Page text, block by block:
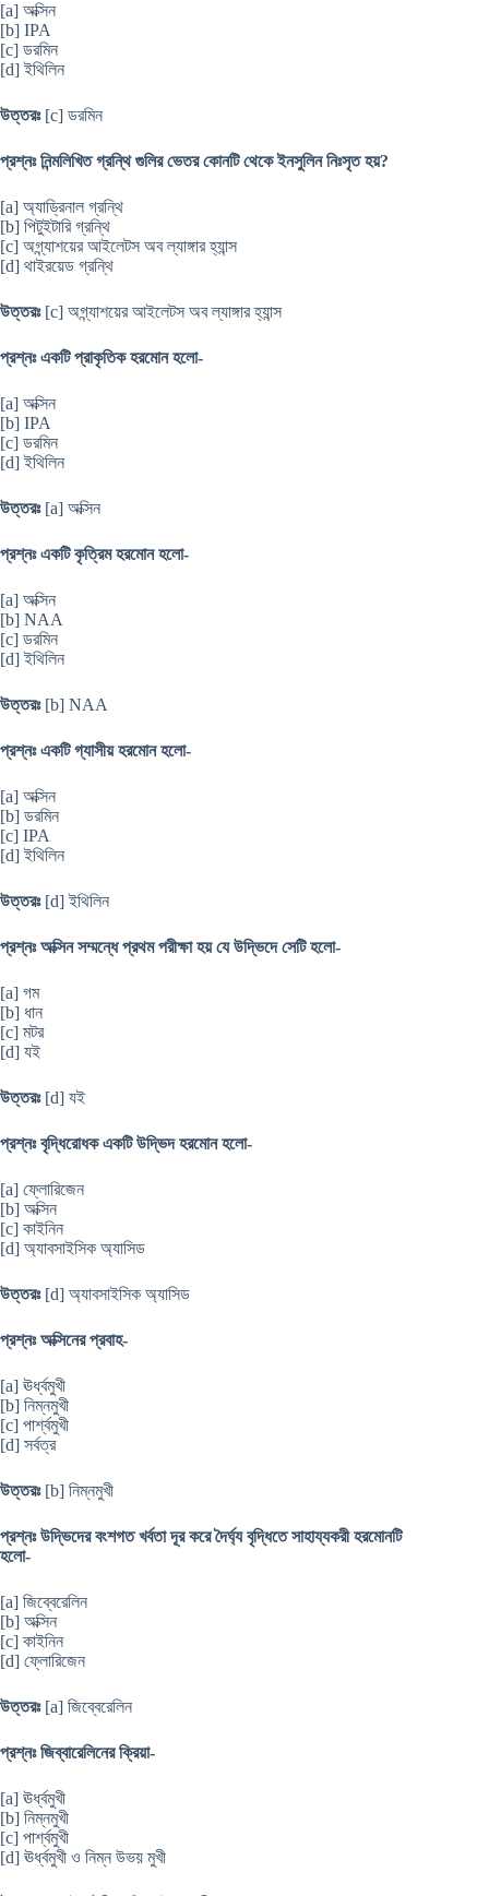
[a] অক্সিন
[b] IPA
[c] ডরমিন
[d] ইথিলিন
উত্তরঃ[c] ডরমিন
প্রশ্নঃ নিন্মলিখিত গ্রন্থি গুলির ভেতর কোনটি থেকে ইনসুলিন নিঃসৃত হয়?
[a] অ্যাড্রিনাল গ্রন্থি
[b] পিটুইটারি গ্রন্থি
[c] অগ্ন্যাশয়ের আইলেটস অব ল্যাঙ্গার হ্যান্স
[d] থাইরয়েড গ্রন্থি
উত্তরঃ[c] অগ্ন্যাশয়ের আইলেটস অব ল্যাঙ্গার হ্যান্স
প্রশ্নঃ একটি প্রাকৃতিক হরমোন হলো-
[a] অক্সিন
[b] IPA
[c] ডরমিন
[d] ইথিলিন
উত্তরঃ[a] অক্সিন
প্রশ্নঃ একটি কৃত্রিম হরমোন হলো-
[a] অক্সিন
[b] NAA
[c] ডরমিন
[d] ইথিলিন
উত্তরঃ[b] NAA
প্রশ্নঃ একটি গ্যাসীয় হরমোন হলো-
[a] অক্সিন
[b] ডরমিন
[c] IPA
[d] ইথিলিন
উত্তরঃ [d] ইথিলিন
প্রশ্নঃ অক্সিন সম্মন্ধে প্রথম পরীক্ষা হয় যে উদ্ভিদে সেটি হলো-
[a] গম
[b] ধান
[c] মটর
[d] যই
উত্তরঃ [d] যই
প্রশ্নঃ বৃদ্ধিরোধক একটি উদ্ভিদ হরমোন হলো-
[a] ফ্লোরিজেন
[b] অক্সিন
[c] কাইনিন
[d] অ্যাবসাইসিক অ্যাসিড
উত্তরঃ [d] অ্যাবসাইসিক অ্যাসিড
প্রশ্নঃ অক্সিনের প্রবাহ-
[a] ঊর্ধ্বমুখী
[b] নিম্নমুখী
[c] পার্শ্বমুখী
[d] সর্বত্র
উত্তরঃ[b] নিম্নমুখী
প্রশ্নঃ উদ্ভিদের বংশগত খর্বতা দূর করে দৈর্ঘ্য বৃদ্ধিতে সাহায্যকরী হরমোনটি
হলো-
[a] জিব্বেরেলিন
[b] অক্সিন
[c] কাইনিন
[d] ফ্লোরিজেন
উত্তরঃ [a] জিব্বেরেলিন
প্রশ্নঃ জিব্বারেলিনের ক্রিয়া-
[a] ঊর্ধ্বমুখী
[b] নিম্নমুখী
[c] পার্শ্বমুখী
[d] ঊর্ধ্বমুখী ও নিম্ন উভয় মুখী